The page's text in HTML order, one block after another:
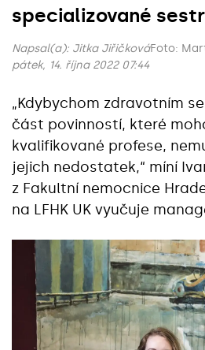
specializované
Napsal(a): Jitka JiřičkováFoto:
pátek, 14. října 2022 07:44
„Kdybychom zdravotním
část povinností, které
kvalifikované profese,
jejich nedostatek,“ míní
z Fakultní nemocnice
na LFHK UK vyučuje